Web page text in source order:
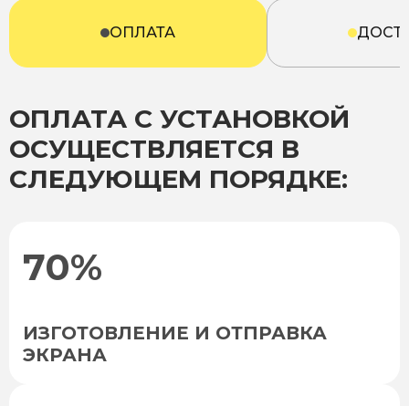
ОПЛАТА
ОПЛАТА С УСТАНОВКОЙ
ОСУЩЕСТВЛЯЕТСЯ В
СЛЕДУЮЩЕМ ПОРЯДКЕ:
70%
ИЗГОТОВЛЕНИЕ И ОТПРАВКА
ЭКРАНА